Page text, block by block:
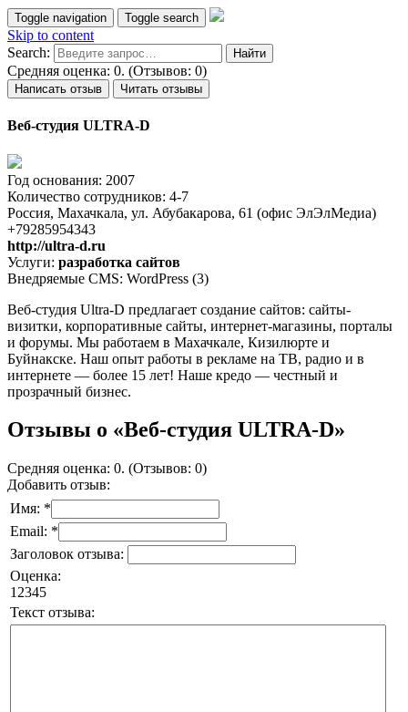
Toggle navigation Toggle search
Skip to content
Search:
Средняя оценка: 0. (Отзывов: 0)
Написать отзыв Читать отзывы
Веб-студия ULTRA-D
Год основания: 2007
Количество сотрудников: 4-7
Россия, Махачкала, ул. Абубакарова, 61 (офис ЭлЭлМедиа)
+79285954343
http://ultra-d.ru
Услуги: разработка сайтов
Внедряемые CMS: WordPress (3)
Веб-студия Ultra-D предлагает создание сайтов: сайты-
визитки, корпоративные сайты, интернет-магазины, порталы
и форумы. Мы работаем в Махачкале, Кизилюрте и
Буйнакске. Наш опыт работы в рекламе на ТВ, радио и в
интернете — более 15 лет! Наше кредо — честный и
прозрачный бизнес.
Отзывы о «Веб-студия ULTRA-D»
Средняя оценка: 0. (Отзывов: 0)
Добавить отзыв:
Имя: *
Email: *
Заголовок отзыва:
Оценка:
1 2345
Текст отзыва: